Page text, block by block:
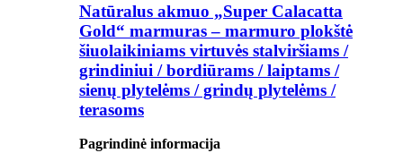
Natūralus akmuo „Super Calacatta
Gold“ marmuras – marmuro plokštė
šiuolaikiniams virtuvės stalviršiams /
grindiniui / bordiūrams / laiptams /
sienų plytelėms / grindų plytelėms /
terasoms
Pagrindinė informacija